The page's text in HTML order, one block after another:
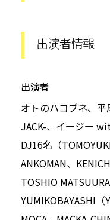
出演者情報
出演者
オトのハコブネ、
JACK-、イージー
DJ16名（
ANKOMAN、
TOSHIO MATSUURA
YUMIKOBAYASHI（